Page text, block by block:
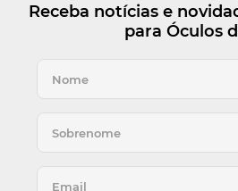
Receba notícias e
para Óculos